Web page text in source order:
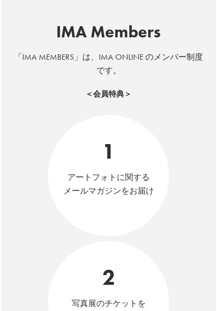
IMA Members
「IMA MEMBERS」は、IMA ONLINE のメンバー制度
です。
＜会員特典＞
1
アートフォトに関する
メールマガジンをお届け
2
写真展のチケットを